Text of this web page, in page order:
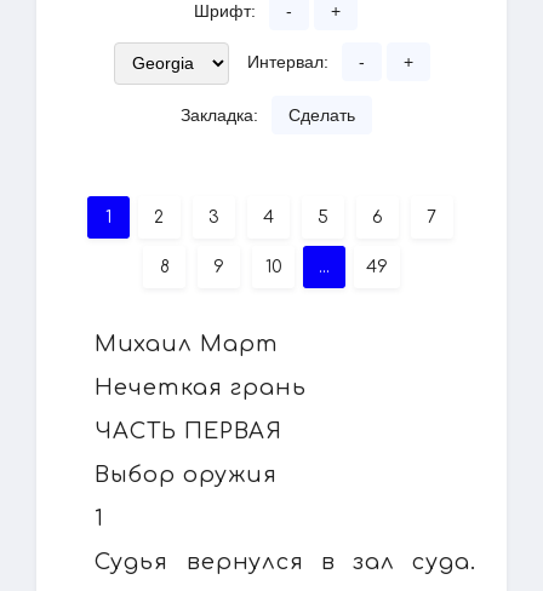
Шрифт: - +
Интервал: - +
Закладка: Сделать
1 2 3 4 5 6 7
8 9 10 ... 49
Михаил Март
Нечеткая грань
ЧАСТЬ ПЕРВАЯ
Выбор оружия
1
Судья вернулся в зал суда.